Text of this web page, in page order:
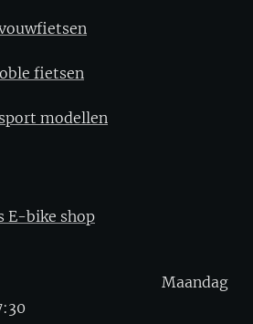
fietsen
modellen
E-bike shop